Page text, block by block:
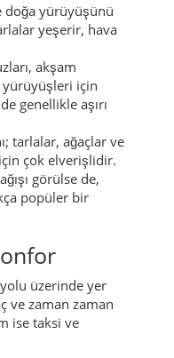
doğa yürüyüşünü
yeşerir, hava
akşam
için
genellikle aşırı
tarlalar, ağaçlar ve
çok elverişlidir.
görülse de,
popüler bir
üzerinde yer
ve zaman zaman
ise taksi ve